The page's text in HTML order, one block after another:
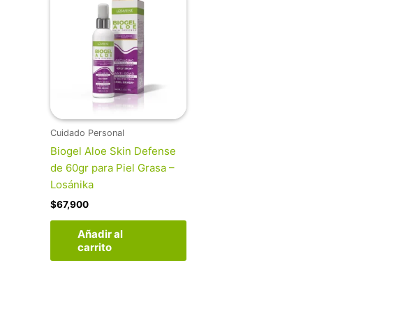
Cuidado Personal
Biogel Aloe Skin Defense
de 60gr para Piel Grasa –
Losánika
$67,900
Añadir al
carrito